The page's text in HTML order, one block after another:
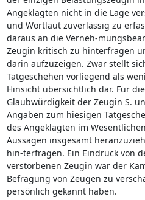
Angeklagten nicht in die Lage
und Wortlaut zuverlässig zu
daraus an die Verneh-
Zeugin kritisch zu hinterfragen
darin aufzuzeigen. Zwar stellt
Tatgeschehen vorliegend als
Hinsicht übersichtlich dar. Für
Glaubwürdigkeit der Zeugin S.
Angaben zum hiesigen
des Angeklagten im
Aussagen insgesamt
hin-terfragen. Ein Eindruck von
verstorbenen Zeugin war der
Befragung von Zeugen zu
persönlich gekannt haben.